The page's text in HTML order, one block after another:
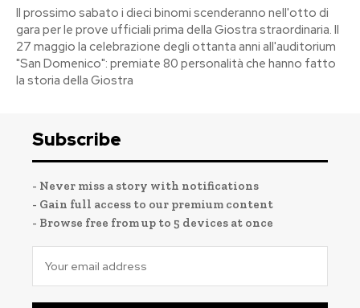
Il prossimo sabato i dieci binomi scenderanno nell'otto di
gara per le prove ufficiali prima della Giostra straordinaria. Il
27 maggio la celebrazione degli ottanta anni all'auditorium
"San Domenico": premiate 80 personalità che hanno fatto
la storia della Giostra
Subscribe
- Never miss a story with notifications
- Gain full access to our premium content
- Browse free from up to 5 devices at once